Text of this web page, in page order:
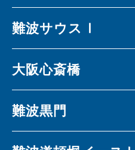
難波サウスⅠ
大阪心斎橋
難波黒門